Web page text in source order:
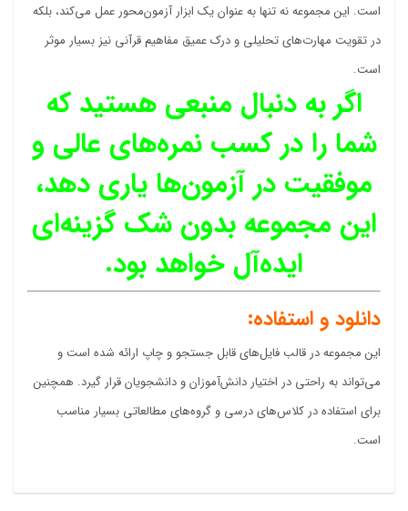
است. این مجموعه نه تنها به عنوان یک ابزار آزمون‌محور عمل می‌کند، بلکه
در تقویت مهارت‌های تحلیلی و درک عمیق مفاهیم قرآنی نیز بسیار موثر
است.
اگر به دنبال منبعی هستید که
شما را در کسب نمره‌های عالی و
موفقیت در آزمون‌ها یاری دهد،
این مجموعه بدون شک گزینه‌ای
ایده‌آل خواهد بود.
دانلود و استفاده:
این مجموعه در قالب فایل‌های قابل جستجو و چاپ ارائه شده است و
می‌تواند به راحتی در اختیار دانش‌آموزان و دانشجویان قرار گیرد. همچنین
برای استفاده در کلاس‌های درسی و گروه‌های مطالعاتی بسیار مناسب
است.